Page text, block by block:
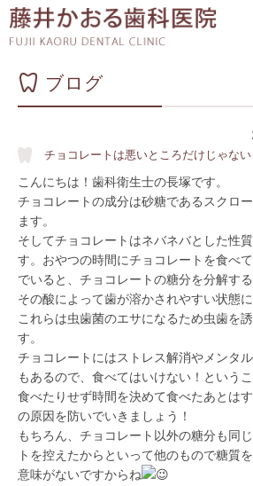
ブログ
チョコレートは悪いところだけじゃない
こんにちは！歯科衛生士の長塚です。
チョコレートの成分は砂糖であるスクロ
ます。
そしてチョコレートはネバネバとした性
す。おやつの時間にチョコレートを食べ
でいると、チョコレートの糖分を分解す
その酸によって歯が溶かされやすい状態
これらは虫歯菌のエサになるため虫歯を
す。
チョコレートにはストレス解消やメンタ
もあるので、食べてはいけない！という
食べたりせず時間を決めて食べたあとは
の原因を防いでいきましょう！
もちろん、チョコレート以外の糖分も同
トを控えたからといって他のもので糖質
意味がないですからね